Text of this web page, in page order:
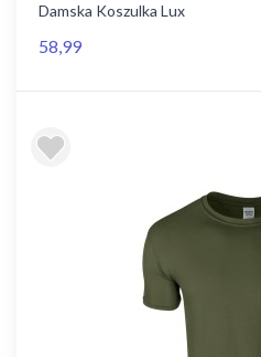
Damska Koszulka Lux
58,99